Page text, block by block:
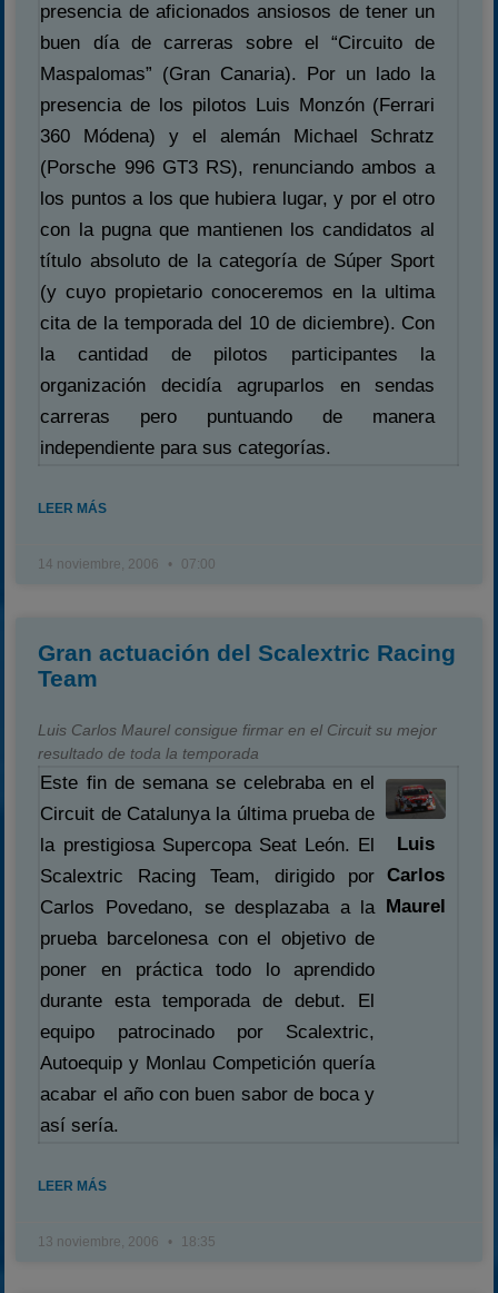
presencia de aficionados ansiosos de tener un
buen día de carreras sobre el “Circuito de
Maspalomas” (Gran Canaria). Por un lado la
presencia de los pilotos Luis Monzón (Ferrari
360 Módena) y el alemán Michael Schratz
(Porsche 996 GT3 RS), renunciando ambos a
los puntos a los que hubiera lugar, y por el otro
con la pugna que mantienen los candidatos al
título absoluto de la categoría de Súper Sport
(y cuyo propietario conoceremos en la ultima
cita de la temporada del 10 de diciembre). Con
la cantidad de pilotos participantes la
organización decidía agruparlos en sendas
carreras pero puntuando de manera
independiente para sus categorías.
LEER MÁS
14 noviembre, 2006 07:00
Gran actuación del Scalextric Racing
Team
Luis Carlos Maurel consigue firmar en el Circuit su mejor
resultado de toda la temporada
Este fin de semana se celebraba en el
Circuit de Catalunya la última prueba de
la prestigiosa Supercopa Seat León. El
Scalextric Racing Team, dirigido por
Carlos Povedano, se desplazaba a la
prueba barcelonesa con el objetivo de
poner en práctica todo lo aprendido
durante esta temporada de debut. El
equipo patrocinado por Scalextric,
Autoequip y Monlau Competición quería
acabar el año con buen sabor de boca y
así sería.
Luis
Carlos
Maurel
LEER MÁS
13 noviembre, 2006 18:35